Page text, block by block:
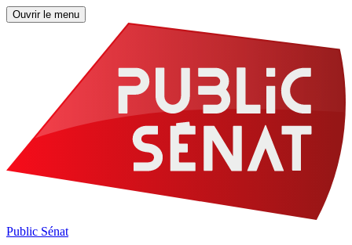
Ouvrir le menu
Public Sénat